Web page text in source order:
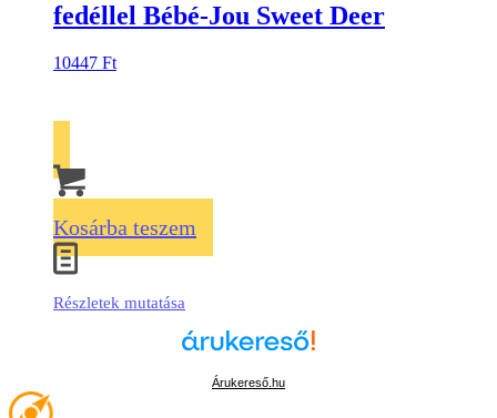
fedéllel Bébé-Jou Sweet Deer
10447 Ft
Kosárba teszem
Részletek mutatása
Árukereső.hu